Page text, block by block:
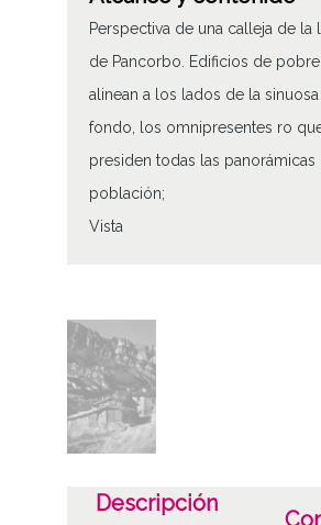
Perspectiva de una calleja de la
de Pancorbo. Edificios de
alinean a los lados de la sinuosa
fondo, los omnipresentes ro
presiden todas las panorámicas
población;
Vista
Características del
Tipo de imagen: Positivos
Plata;
Descripción